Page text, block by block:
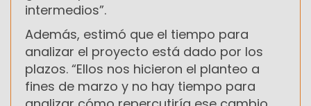
intermedios”.
Además, estimó que el tiempo para
analizar el proyecto está dado por los
plazos. “Ellos nos hicieron el planteo a
fines de marzo y no hay tiempo para